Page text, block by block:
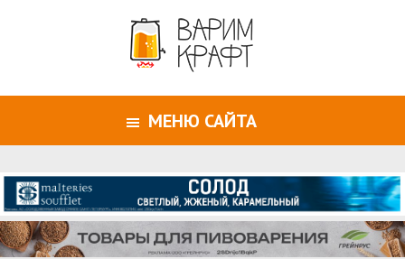
МЕНЮ САЙТА